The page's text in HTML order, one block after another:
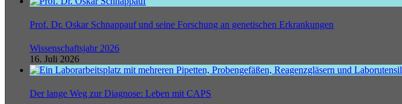
Prof. Dr. Oskar Schnappauf und seine Forschung an genetischen Erkrankungen
Wissenschaftsjahr 2026
16. Juli 2026
Der lange Weg zur Diagnose: Leben mit CAPS